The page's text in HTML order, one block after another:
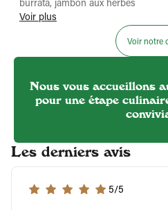
burrata, jambon aux herbes
Voir plus
Voir notre
Nous vous accueillons
pour une étape
Les derniers avis
5/5